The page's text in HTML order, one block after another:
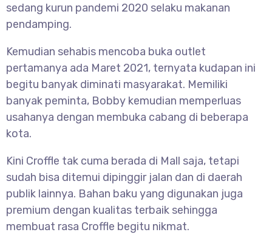
sedang kurun pandemi 2020 selaku makanan
pendamping.
Kemudian sehabis mencoba buka outlet
pertamanya ada Maret 2021, ternyata kudapan ini
begitu banyak diminati masyarakat. Memiliki
banyak peminta, Bobby kemudian memperluas
usahanya dengan membuka cabang di beberapa
kota.
Kini Croffle tak cuma berada di Mall saja, tetapi
sudah bisa ditemui dipinggir jalan dan di daerah
publik lainnya. Bahan baku yang digunakan juga
premium dengan kualitas terbaik sehingga
membuat rasa Croffle begitu nikmat.